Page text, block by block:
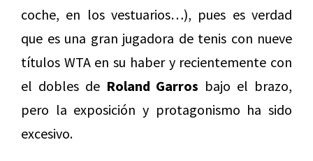
coche, en los vestuarios…), pues es verdad
que es una gran jugadora de tenis con nueve
títulos WTA en su haber y recientemente con
el dobles de Roland Garros bajo el brazo,
pero la exposición y protagonismo ha sido
excesivo.